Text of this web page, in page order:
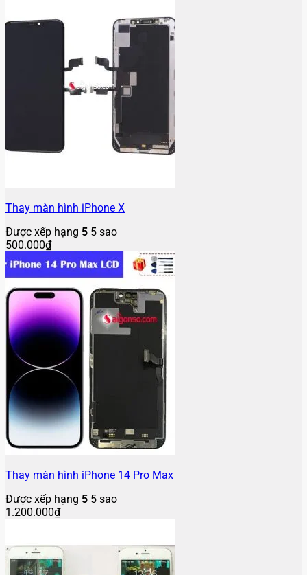
Thay màn hình iPhone X
Được xếp hạng 5 5 sao
500.000₫
Thay màn hình iPhone 14 Pro Max
Được xếp hạng 5 5 sao
1.200.000₫